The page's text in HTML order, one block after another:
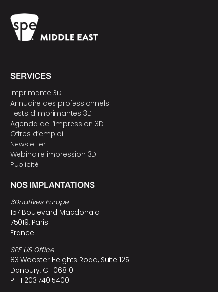
SERVICES
Imprimante 3D
Annuaire des professionnels
Tests d’imprimantes 3D
Agenda de l’impression 3D
Offres d’emploi
Newsletter
Webinaire impression 3D
Publicité
NOS IMPLANTATIONS
3Dnatives Europe
157 Boulevard Macdonald
75019, Paris
France
SPE US Office
83 Wooster Heights Road, Suite 125
Danbury, CT 06810
P +1 203.740.5400